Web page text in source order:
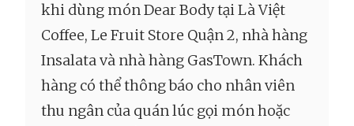
khi dùng món Dear Body tại Là Việt
Coffee, Le Fruit Store Quận 2, nhà hàng
Insalata và nhà hàng GasTown. Khách
hàng có thể thông báo cho nhân viên
thu ngân của quán lúc gọi món hoặc